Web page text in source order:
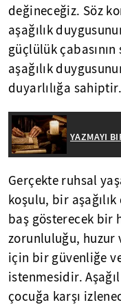
değineceğiz. Söz
aşağılık
güçlülük
aşağılık
duyarlılığa sahiptir.
YAZMAYI
Gerçekte ruhsal
koşulu, bir
baş gösterecek bir
zorunluluğu, huzur
için bir güvenliğe
istenmesidir.
çocuğa karşı